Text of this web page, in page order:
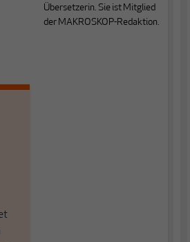
Übersetzerin. Sie ist Mitglied
der MAKROSKOP-Redaktion.